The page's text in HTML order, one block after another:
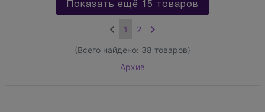
Показать ещё 15 товаров
1 2
(Всего найдено: 38 товаров)
Архив